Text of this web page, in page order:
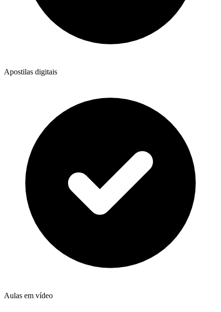
Apostilas digitais
Aulas em vídeo